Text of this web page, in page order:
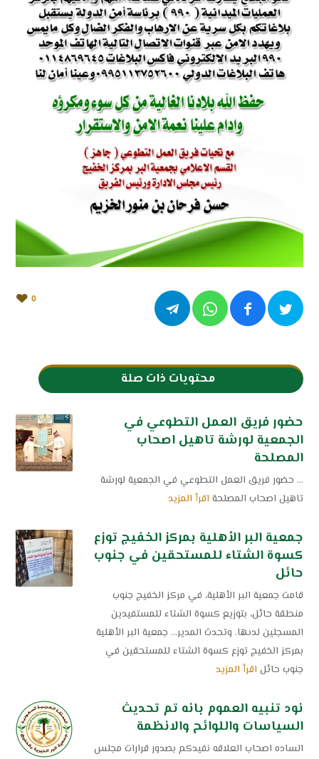
0
محتويات ذات صلة
حضور فريق العمل التطوعي في
الجمعية لورشة تاهيل اصحاب
المصلحة
... حضور فريق العمل التطوعي في الجمعية لورشة
تاهيل اصحاب المصلحة اقرأ المزيد
جمعية البر الأهلية بمركز الخفيج توزع
كسوة الشتاء للمستحقين في جنوب
حائل
قامت جمعية البر الأهلية، في مركز الخفيج جنوب
منطقة حائل، بتوزيع كسوة الشتاء للمستفيدين
المسجلين لدىها. وتحدث المدير... جمعية البر الأهلية
بمركز الخفيج توزع كسوة الشتاء للمستحقين في
جنوب حائل اقرأ المزيد
نود تنبيه العموم بانه تم تحديث
السياسات واللوائح والانظمة
الساده اصحاب العلاقه نفيدكم بصدور قرارات مجلس